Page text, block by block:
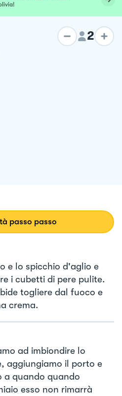
2
passo passo
e lo spicchio d'aglio e
i cubetti di pere pulite.
togliere dal fuoco e
crema.
ad imbiondire lo
aggiungiamo il porto e
a quando quando
esso non rimarrà